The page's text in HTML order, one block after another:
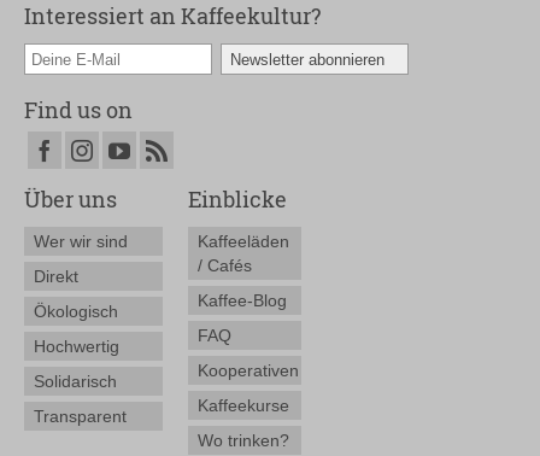
Interessiert an Kaffeekultur?
Find us on
Über uns
Wer wir sind
Direkt
Ökologisch
Hochwertig
Solidarisch
Transparent
Einblicke
Kaffeeläden
/ Cafés
Kaffee-Blog
FAQ
Kooperativen
Kaffeekurse
Wo trinken?